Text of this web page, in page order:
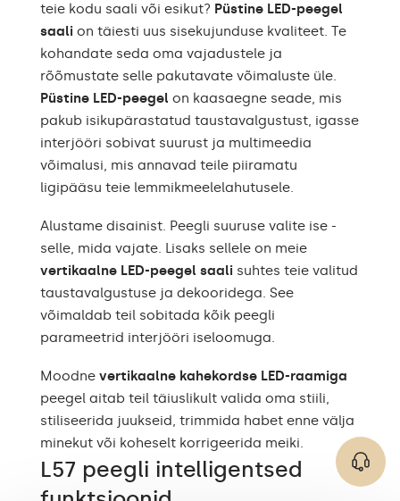
Voolutarve 9,6 W / m
Garant Jah, 2 aastat
Komplekt sisaldab
Paigaldustarvikud,
paigaldusjuhend
Peegli tüüp LED-taustvalgustus
Dekoratiivne,
Peegli kuju Ristkülik
Soovitatavad ruumid
magamistuba,
söögituba
Transport
Nõuetekohaselt
ettevalmistatud pakend
tagab ohutu transpordi
teie koju.
Servade viimistlus
Peegel poleeritud
servadega
teie kodu saali või esikut? Püstine LED-peegel
saali on täiesti uus sisekujunduse kvaliteet. Te
kohandate seda oma vajadustele ja
rõõmustate selle pakutavate võimaluste üle.
Püstine LED-peegel on kaasaegne seade, mis
pakub isikupärastatud taustavalgustust, igasse
interjööri sobivat suurust ja multimeedia
võimalusi, mis annavad teile piiramatu
ligipääsu teie lemmikmeelelahutusele.
Alustame disainist. Peegli suuruse valite ise -
selle, mida vajate. Lisaks sellele on meie
vertikaalne LED-peegel saali suhtes teie valitud
taustavalgustuse ja dekooridega. See
võimaldab teil sobitada kõik peegli
parameetrid interjööri iseloomuga.
Moodne vertikaalne kahekordse LED-raamiga
peegel aitab teil täiuslikult valida oma stiili,
stiliseerida juukseid, trimmida habet enne välja
minekut või koheselt korrigeerida meiki.
L57 peegli intelligentsed